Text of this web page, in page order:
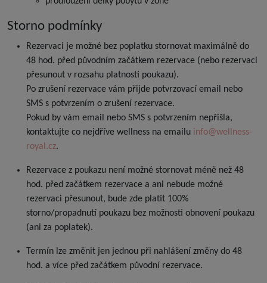
Storno podmínky
Rezervaci je možné bez poplatku stornovat maximálně do
48 hod. před původním začátkem rezervace (nebo rezervaci
přesunout v rozsahu platnosti poukazu).
Po zrušení rezervace vám přijde potvrzovací email nebo
SMS s potvrzením o zrušení rezervace.
Pokud by vám email nebo SMS s potvrzením nepřišla,
kontaktujte co nejdříve wellness na emailu info@wellness-
royal.cz.
Rezervace z poukazu není možné stornovat méně než 48
hod. před začátkem rezervace a ani nebude možné
rezervaci přesunout, bude zde platit 100%
storno/propadnutí poukazu bez možnosti obnovení poukazu
(ani za poplatek).
Termín lze změnit jen jednou při nahlášení změny do 48
hod. a více před začátkem původní rezervace.